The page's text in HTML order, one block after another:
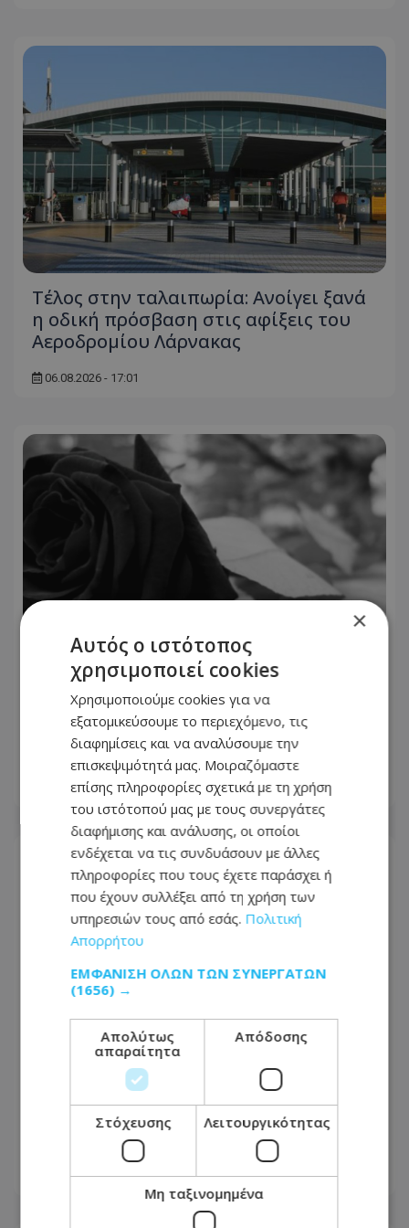
Τέλος στην ταλαιπωρία: Ανοίγει ξανά
η οδική πρόσβαση στις αφίξεις του
Αεροδρομίου Λάρνακας
06.08.2026 - 17:01
Στη γειτονιά των αγγέλων η 70χρονη
Καίτη στη Λευκωσία - Η παράκληση
της οικογένειάς της για την κηδεία
-Φωτογραφία
06.08.2026 - 16:33
Συνεχίζονται οι ζέστες: Εκδόθηκε νέα
κίτρινη προειδοποίηση - Πότε τίθεται
06.08.2026 - 16:07
×
Αυτός ο ιστότοπος
χρησιμοποιεί cookies
Χρησιμοποιούμε cookies για να
εξατομικεύσουμε το περιεχόμενο, τις
διαφημίσεις και να αναλύσουμε την
επισκεψιμότητά μας. Μοιραζόμαστε
επίσης πληροφορίες σχετικά με τη χρήση
του ιστότοπού μας με τους συνεργάτες
διαφήμισης και ανάλυσης, οι οποίοι
ενδέχεται να τις συνδυάσουν με άλλες
πληροφορίες που τους έχετε παράσχει ή
που έχουν συλλέξει από τη χρήση των
υπηρεσιών τους από εσάς. Πολιτική
Απορρήτου
ΕΜΦΆΝΙΣΗ ΌΛΩΝ ΤΩΝ ΣΥΝΕΡΓΑΤΏΝ
(1656) →
Απολύτως
απαραίτητα
Απόδοσης
Στόχευσης Λειτουργικότητας
Μη ταξινομημένα